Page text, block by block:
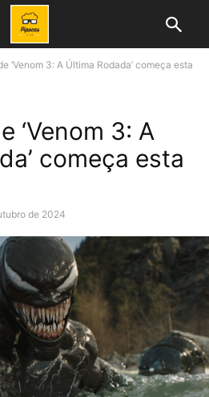
‘Venom 3: A Última Rodada’ começa esta
‘Venom 3: A
começa esta
de 2024